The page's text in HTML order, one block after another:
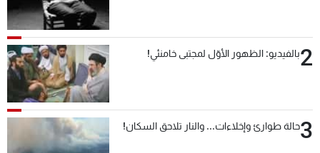
2بالفيديو: الظهور الأوّل لمجتبى خامنئي!
3حالة طوارئ وإخلاءات... والنار تلاحق السكان!